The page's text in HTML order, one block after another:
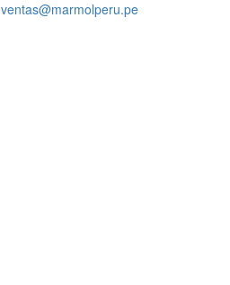
ventas@marmolperu.pe